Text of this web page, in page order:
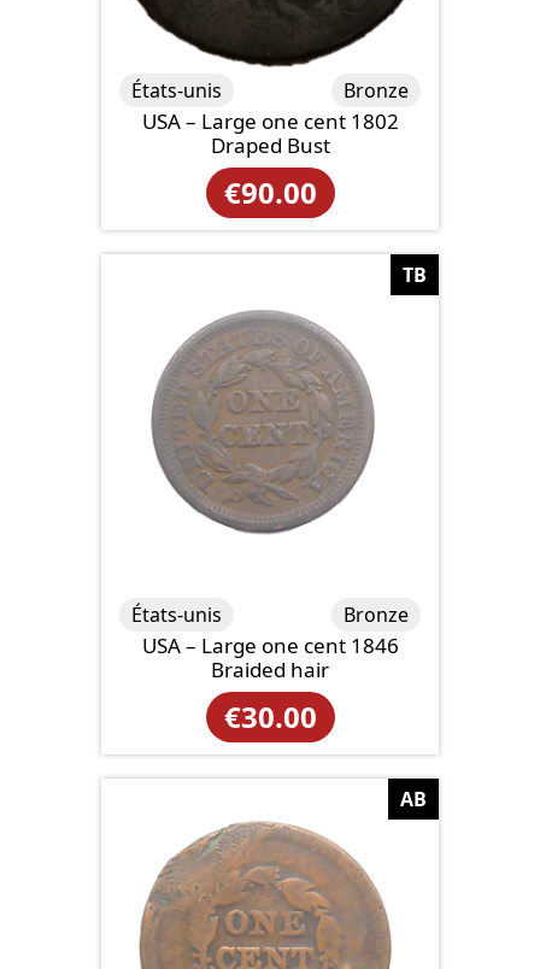
USA – Large one cent 1802
Draped Bust
€90.00
États-unis Bronze
TB
USA – Large one cent 1846
Braided hair
€30.00
États-unis Bronze
AB